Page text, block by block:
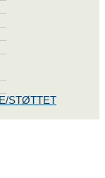
STØTTET